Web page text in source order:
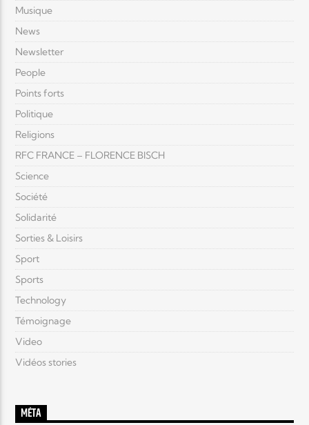
Musique
News
Newsletter
People
Points forts
Politique
Religions
RFC FRANCE – FLORENCE BISCH
Science
Société
Solidarité
Sorties & Loisirs
Sport
Sports
Technology
Témoignage
Video
Vidéos stories
MÉTA